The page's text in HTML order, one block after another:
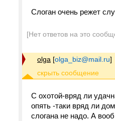
Слоган очень режет
[Нет ответов на это
olga [olga_biz@mail.ru]
С охотой-вряд ли
опять -таки вряд ли
слогана не надо. А